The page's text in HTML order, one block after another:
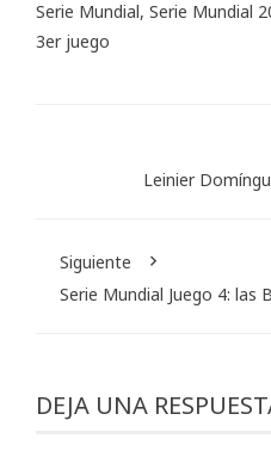
Serie Mundial, Serie Mundial
3er juego
Leinier
Siguiente
Serie Mundial Juego 4: las
DEJA UNA